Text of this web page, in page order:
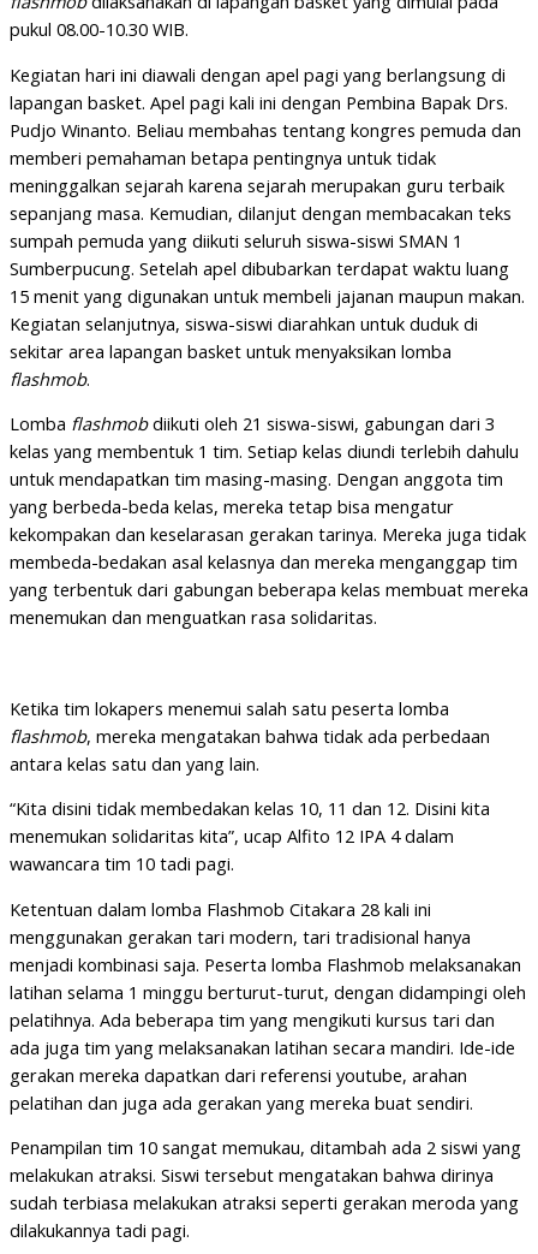
pukul 08.00-10.30 WIB.
Kegiatan hari ini diawali dengan apel pagi yang berlangsung di
lapangan basket. Apel pagi kali ini dengan Pembina Bapak Drs.
Pudjo Winanto. Beliau membahas tentang kongres pemuda dan
memberi pemahaman betapa pentingnya untuk tidak
meninggalkan sejarah karena sejarah merupakan guru terbaik
sepanjang masa. Kemudian, dilanjut dengan membacakan teks
sumpah pemuda yang diikuti seluruh siswa-siswi SMAN 1
Sumberpucung. Setelah apel dibubarkan terdapat waktu luang
15 menit yang digunakan untuk membeli jajanan maupun makan.
Kegiatan selanjutnya, siswa-siswi diarahkan untuk duduk di
sekitar area lapangan basket untuk menyaksikan lomba
flashmob.
Lomba flashmobdiikuti oleh 21 siswa-siswi, gabungan dari 3
kelas yang membentuk 1 tim. Setiap kelas diundi terlebih dahulu
untuk mendapatkan tim masing-masing. Dengan anggota tim
yang berbeda-beda kelas, mereka tetap bisa mengatur
kekompakan dan keselarasan gerakan tarinya. Mereka juga tidak
membeda-bedakan asal kelasnya dan mereka menganggap tim
yang terbentuk dari gabungan beberapa kelas membuat mereka
menemukan dan menguatkan rasa solidaritas.
Ketika tim lokapers menemui salah satu peserta lomba
flashmob, mereka mengatakan bahwa tidak ada perbedaan
antara kelas satu dan yang lain.
“Kita disini tidak membedakan kelas 10, 11 dan 12. Disini kita
menemukan solidaritas kita”, ucap Alfito 12 IPA 4 dalam
wawancara tim 10 tadi pagi.
Ketentuan dalam lomba Flashmob Citakara 28 kali ini
menggunakan gerakan tari modern, tari tradisional hanya
menjadi kombinasi saja. Peserta lomba Flashmob melaksanakan
latihan selama 1 minggu berturut-turut, dengan didampingi oleh
pelatihnya. Ada beberapa tim yang mengikuti kursus tari dan
ada juga tim yang melaksanakan latihan secara mandiri. Ide-ide
gerakan mereka dapatkan dari referensi youtube, arahan
pelatihan dan juga ada gerakan yang mereka buat sendiri.
Penampilan tim 10 sangat memukau, ditambah ada 2 siswi yang
melakukan atraksi. Siswi tersebut mengatakan bahwa dirinya
sudah terbiasa melakukan atraksi seperti gerakan meroda yang
dilakukannya tadi pagi.